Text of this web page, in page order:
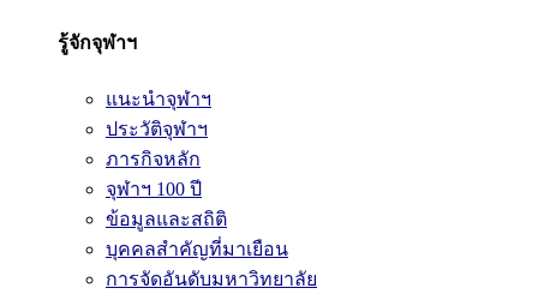
รู้จักจุฬาฯ
แนะนำจุฬาฯ
ประวัติจุฬาฯ
ภารกิจหลัก
จุฬาฯ 100 ปี
ข้อมูลและสถิติ
บุคคลสำคัญที่มาเยือน
การจัดอันดับมหาวิทยาลัย